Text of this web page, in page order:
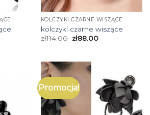
KOLCZYKI CZARNE WISZĄCE
kolczyki czarne wiszące
zł114.00 zł88.00
Promocja!